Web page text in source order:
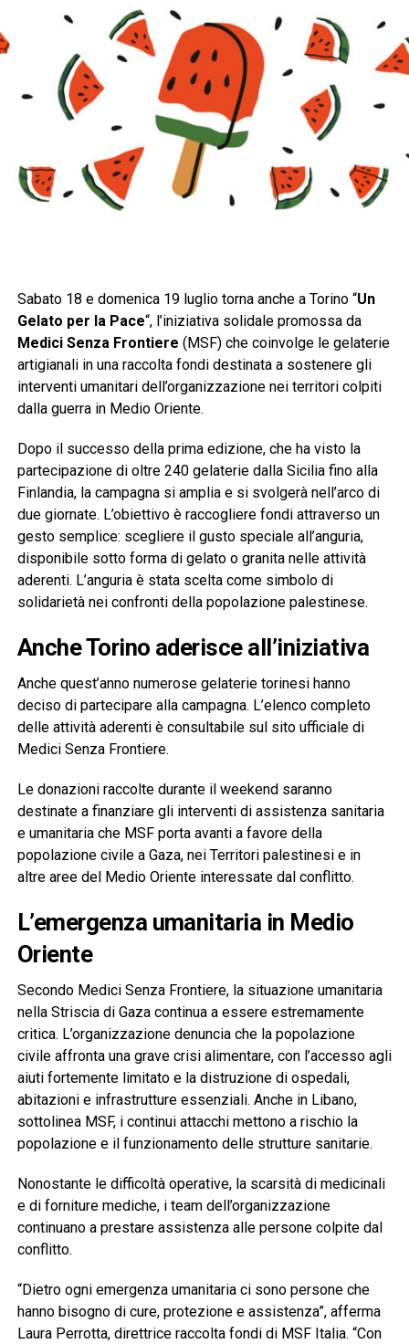
Sabato 18 e domenica 19 luglio torna anche a Torino “Un
Gelato per la Pace“, l’iniziativa solidale promossa da
Medici Senza Frontiere (MSF) che coinvolge le gelaterie
artigianali in una raccolta fondi destinata a sostenere gli
interventi umanitari dell’organizzazione nei territori colpiti
dalla guerra in Medio Oriente.
Dopo il successo della prima edizione, che ha visto la
partecipazione di oltre 240 gelaterie dalla Sicilia fino alla
Finlandia, la campagna si amplia e si svolgerà nell’arco di
due giornate. L’obiettivo è raccogliere fondi attraverso un
gesto semplice: scegliere il gusto speciale all’anguria,
disponibile sotto forma di gelato o granita nelle attività
aderenti. L’anguria è stata scelta come simbolo di
solidarietà nei confronti della popolazione palestinese.
Anche Torino aderisce all’iniziativa
Anche quest’anno numerose gelaterie torinesi hanno
deciso di partecipare alla campagna. L’elenco completo
delle attività aderenti è consultabile sul sito ufficiale di
Medici Senza Frontiere.
Le donazioni raccolte durante il weekend saranno
destinate a finanziare gli interventi di assistenza sanitaria
e umanitaria che MSF porta avanti a favore della
popolazione civile a Gaza, nei Territori palestinesi e in
altre aree del Medio Oriente interessate dal conflitto.
L’emergenza umanitaria in Medio
Oriente
Secondo Medici Senza Frontiere, la situazione umanitaria
nella Striscia di Gaza continua a essere estremamente
critica. L’organizzazione denuncia che la popolazione
civile affronta una grave crisi alimentare, con l’accesso agli
aiuti fortemente limitato e la distruzione di ospedali,
abitazioni e infrastrutture essenziali. Anche in Libano,
sottolinea MSF, i continui attacchi mettono a rischio la
popolazione e il funzionamento delle strutture sanitarie.
Nonostante le difficoltà operative, la scarsità di medicinali
e di forniture mediche, i team dell’organizzazione
continuano a prestare assistenza alle persone colpite dal
conflitto.
“Dietro ogni emergenza umanitaria ci sono persone che
hanno bisogno di cure, protezione e assistenza”, afferma
Laura Perrotta, direttrice raccolta fondi di MSF Italia. “Con